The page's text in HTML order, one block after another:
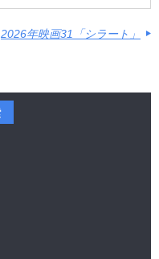
2026年映画31「シラート」